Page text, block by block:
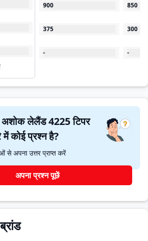
900
375
-
850
300
-
लेलैंड 4225 टिपर
के बारे में कोई प्रश्न है?
से अपना उत्तर प्राप्त करें
अपना प्रश्न पूछें